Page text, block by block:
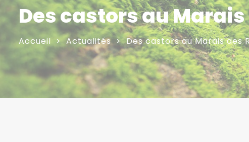
Des castors au
Accueil Actualités Des castors au Marais